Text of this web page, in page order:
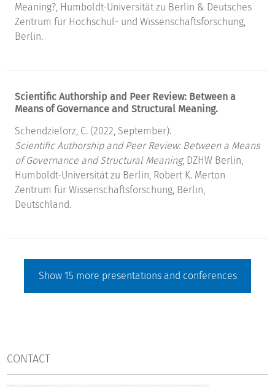
Meaning?, Humboldt-Universität zu Berlin & Deutsches
Zentrum für Hochschul- und Wissenschaftsforschung,
Berlin.
Scientific Authorship and Peer Review: Between a
Means of Governance and Structural Meaning.
Schendzielorz, C. (2022, September).
Scientific Authorship and Peer Review: Between a Means
of Governance and Structural Meaning, DZHW Berlin,
Humboldt-Universität zu Berlin, Robert K. Merton
Zentrum für Wissenschaftsforschung, Berlin,
Deutschland.
Show 15 more presentations and conferences
CONTACT